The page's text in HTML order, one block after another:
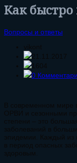
Как быстро
Вопросы и ответы
vikont
21.11.2017
1604
0
В современном мире
ОРВИ и сезонными
степени – это
заболеваний в
эпидемии. Каждый из
в период опасных
здоровым.